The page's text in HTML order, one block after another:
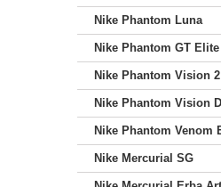
Nike Phantom Luna
Nike Phantom GT Elite
Nike Phantom Vision
Nike Phantom Vision
Nike Phantom Venom
Nike Mercurial SG